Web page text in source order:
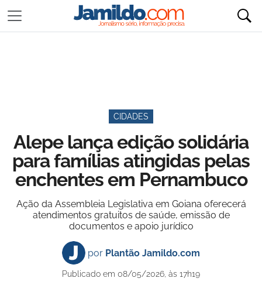
CIDADES
Alepe lança edição solidária
para famílias atingidas pelas
enchentes em Pernambuco
Ação da Assembleia Legislativa em Goiana oferecerá
atendimentos gratuitos de saúde, emissão de
documentos e apoio jurídico
por Plantão Jamildo.com
Publicado em 08/05/2026, às 17h19